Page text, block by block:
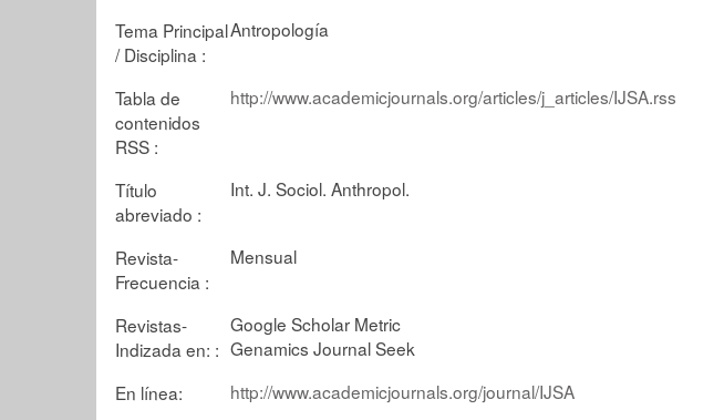
Tema Principal
/ Disciplina :
Antropología
Tabla de
contenidos
RSS :
http://www.academicjournals.org/articles/j_articles/IJSA.rss
Título
abreviado :
Int. J. Sociol. Anthropol.
Revista-
Frecuencia :
Mensual
Revistas-
Indizada en: :
Google Scholar Metric
Genamics Journal Seek
En línea:
http://www.academicjournals.org/journal/IJSA